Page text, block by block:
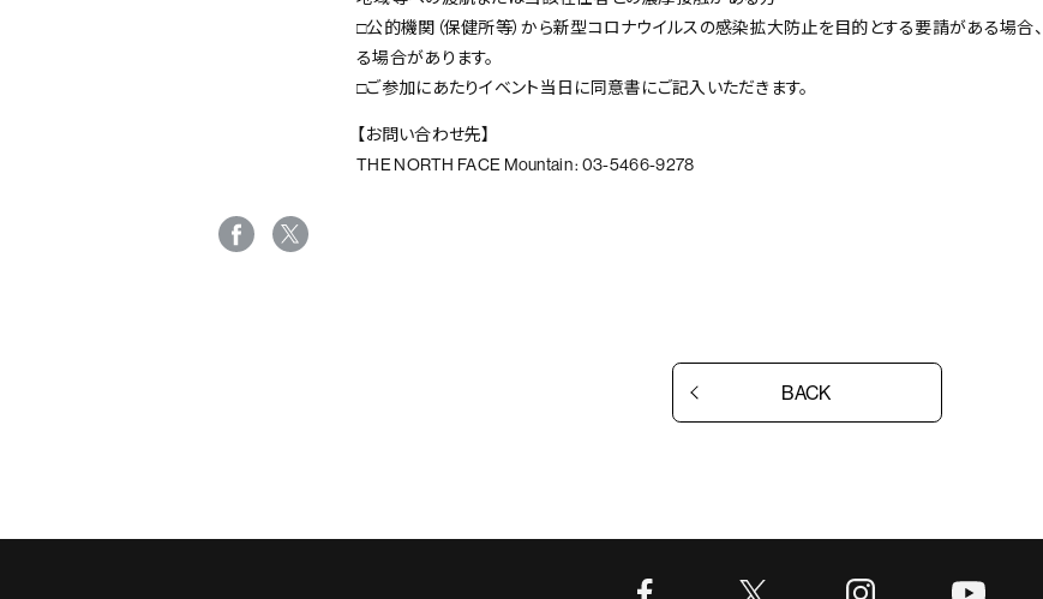
□公的機関（保健所等）から新型コロナウイルスの感染拡大防止を目的とする要請がある場合
る場合があります。
□ご参加にあたりイベント当日に同意書にご記入いただきます。
【お問い合わせ先】
THE NORTH FACE Mountain : 03-5466-9278
BACK